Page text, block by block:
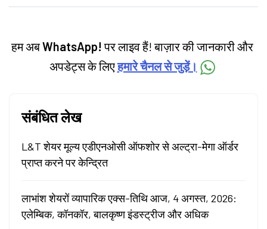
categories.
हम अबWhatsApp! पर लाइव हैं! बाज़ार की जानकारी और
अपडेट्स के लिएहमारे चैनल से जुड़ें।
संबंधित लेख
L&T शेयर मूल्य एडीएनओसी ऑफशोर से अल्ट्रा-मेगा ऑर्डर
प्राप्त करने पर केन्द्रित
लाभांश शेयरों व्यापारिक एक्स-तिथि आज, 4 अगस्त, 2026:
एलेम्बिक, कॉनकॉर, बालकृष्ण इंडस्ट्रीज और अधिक